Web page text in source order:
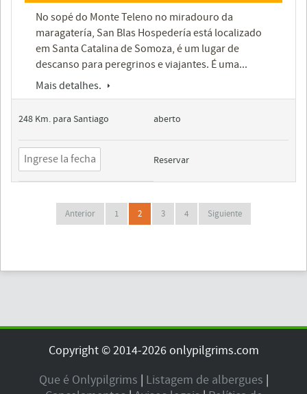
No sopé do Monte Teleno no miradouro da
maragatería, San Blas Hospedería está localizado
em Santa Catalina de Somoza, é um lugar de
descanso para peregrinos e viajantes. É uma...
Mais detalhes.
248 Km. para Santiago aberto
Reservar
Anterior 1 2 3 4 Siguiente
Copyright © 2014-2026 onlypilgrims.com
Que é Onlypilgrims | Listagem de albergues |